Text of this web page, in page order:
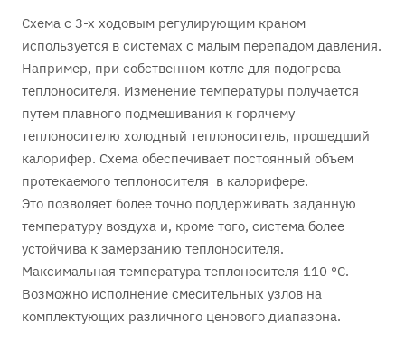
Схема с 3-х ходовым регулирующим краном
используется в системах с малым перепадом давления.
Например, при собственном котле для подогрева
теплоносителя. Изменение температуры получается
путем плавного подмешивания к горячему
теплоносителю холодный теплоноситель, прошедший
калорифер. Схема обеспечивает постоянный объем
протекаемого теплоносителя в калорифере.
Это позволяет более точно поддерживать заданную
температуру воздуха и, кроме того, система более
устойчива к замерзанию теплоносителя.
Максимальная температура теплоносителя 110 °С.
Возможно исполнение смесительных узлов на
комплектующих различного ценового диапазона.